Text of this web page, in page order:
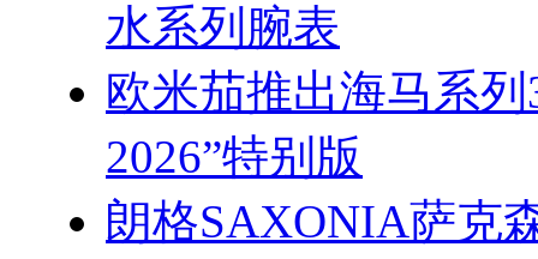
水系列腕表
欧米茄推出海马系
2026”特别版
朗格SAXONIA萨克